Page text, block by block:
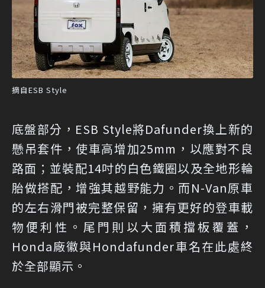
摘自ESB Style
底盤部分，ESB Style將Dafunder換上新的
懸吊套件，使車高增加25mm，以應對不良
路面；並裝配14吋的白色鐵圈以及全地形輪
胎做搭配，增強其越野能力。而N-Van原車
的左右滑門被完整保留，擁有更好的登車載
物便利性。尾門則以大面積擋板覆蓋，
Honda廠徽與Hondafunder車名在此處終
於全部顯示。